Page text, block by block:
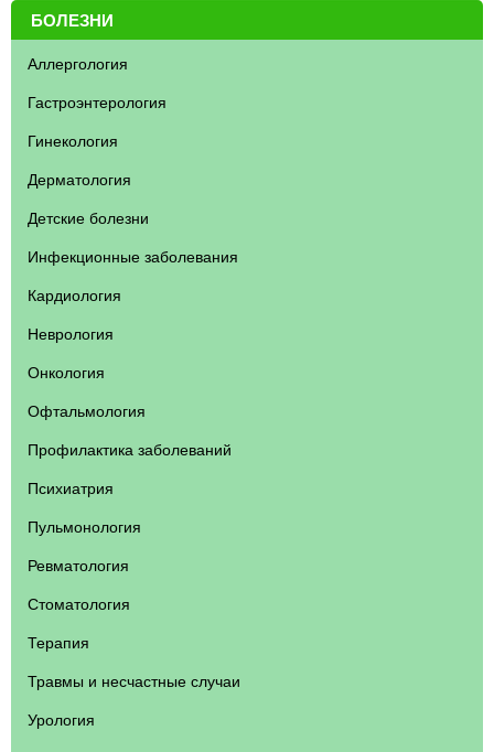
БОЛЕЗНИ
Аллергология
Гастроэнтерология
Гинекология
Дерматология
Детские болезни
Инфекционные заболевания
Кардиология
Неврология
Онкология
Офтальмология
Профилактика заболеваний
Психиатрия
Пульмонология
Ревматология
Стоматология
Терапия
Травмы и несчастные случаи
Урология